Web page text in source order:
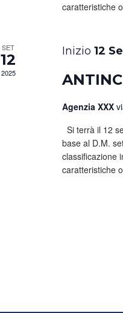
caratteristiche
SET
12
2025
12
Agenzia XXX
Si terrà il 12
base al D.M.
classificazione
caratteristiche